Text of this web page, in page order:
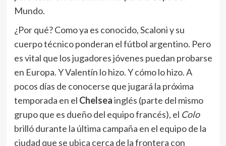
en Europa. Y Valentín lo hizo. Y cómo lo hizo. A
temporada en elChelseainglés (parte del mismo
grupo que es dueño del equipo francés), elColo
brilló durante la última campaña en el equipo de la
ciudad que se ubica cerca de la frontera con
Alemania.
Y fue como volante (interno por izquierda) donde
Barco deslumbró a todos en la Ligue 1
convirtió en un todocampista, con conducción